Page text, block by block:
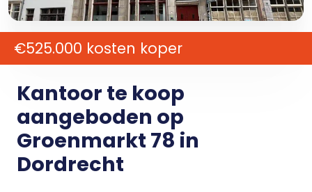
€525.000 kosten koper
Kantoor te koop
aangeboden op
Groenmarkt 78 in
Dordrecht